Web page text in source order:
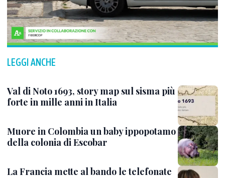
LEGGI ANCHE
Val di Noto 1693, story map sul sisma più
forte in mille anni in Italia
Muore in Colombia un baby ippopotamo
della colonia di Escobar
La Francia mette al bando le telefonate